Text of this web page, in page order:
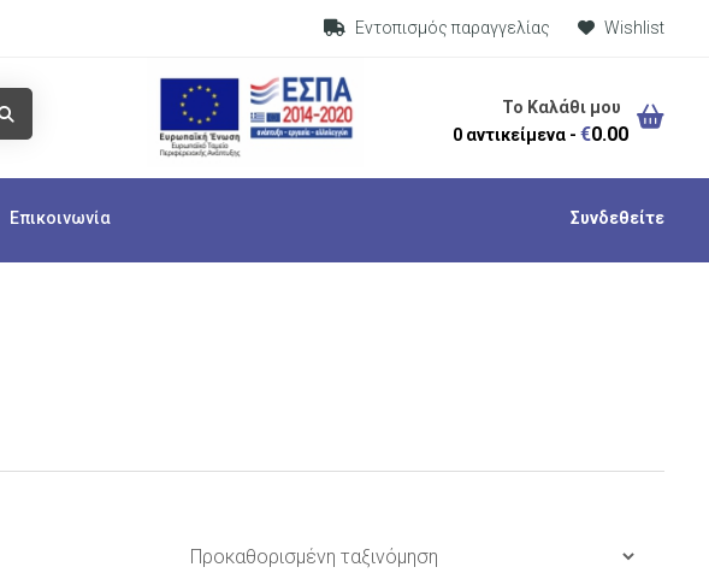
Εντοπισμός παραγγελίας Visit Link
Wishlist
Link
Το Καλάθι μου
0 αντικείμενα - €0.00
Επικοινωνία Συνδεθείτε